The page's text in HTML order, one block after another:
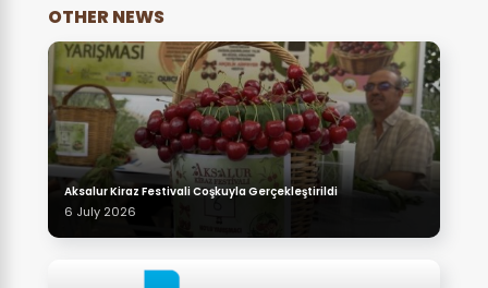
OTHER NEWS
Aksalur Kiraz Festivali Coşkuyla Gerçekleştirildi
6 July 2026